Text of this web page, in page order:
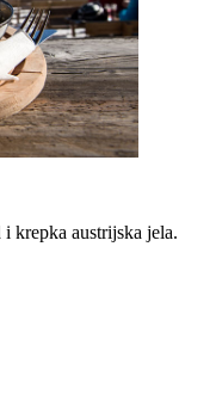
krepka austrijska jela.